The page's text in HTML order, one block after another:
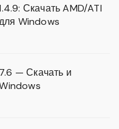
Скачать AMD/ATI
Windows
— Скачать и